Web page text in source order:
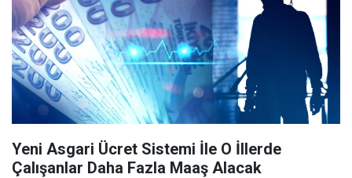
Yeni Asgari Ücret Sistemi İle O İllerde
Çalışanlar Daha Fazla Maaş Alacak